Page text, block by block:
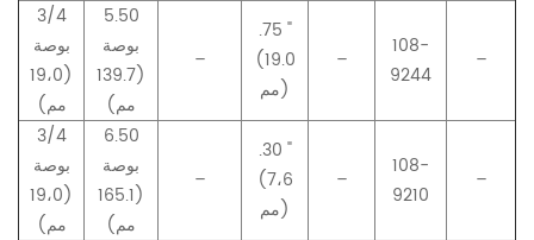
3/4
بوصة
(19،0
مم)
5.50
بوصة
(139.7
مم)
–
.75 "
(19.0
مم)
–
108-
9244
–
3/4
بوصة
(19،0
مم)
6.50
بوصة
(165.1
مم)
–
.30 "
(7،6
مم)
–
108-
9210
–